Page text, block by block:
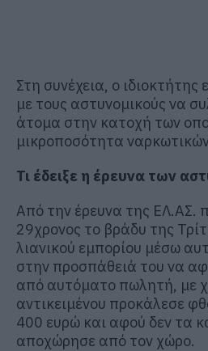
Στη συνέχεια, ο ιδιοκτήτης
με τους αστυνομικούς να
άτομα στην κατοχή των
μικροποσότητα
Τι έδειξε η έρευνα των
Από την έρευνα της ΕΛ.ΑΣ.
29χρονος το βράδυ της
λιανικού εμπορίου μέσω
στην προσπάθειά του να
από αυτόματο πωλητή, με
αντικειμένου προκάλεσε
400 ευρώ και αφού δεν τα
αποχώρησε από τον χώρο.